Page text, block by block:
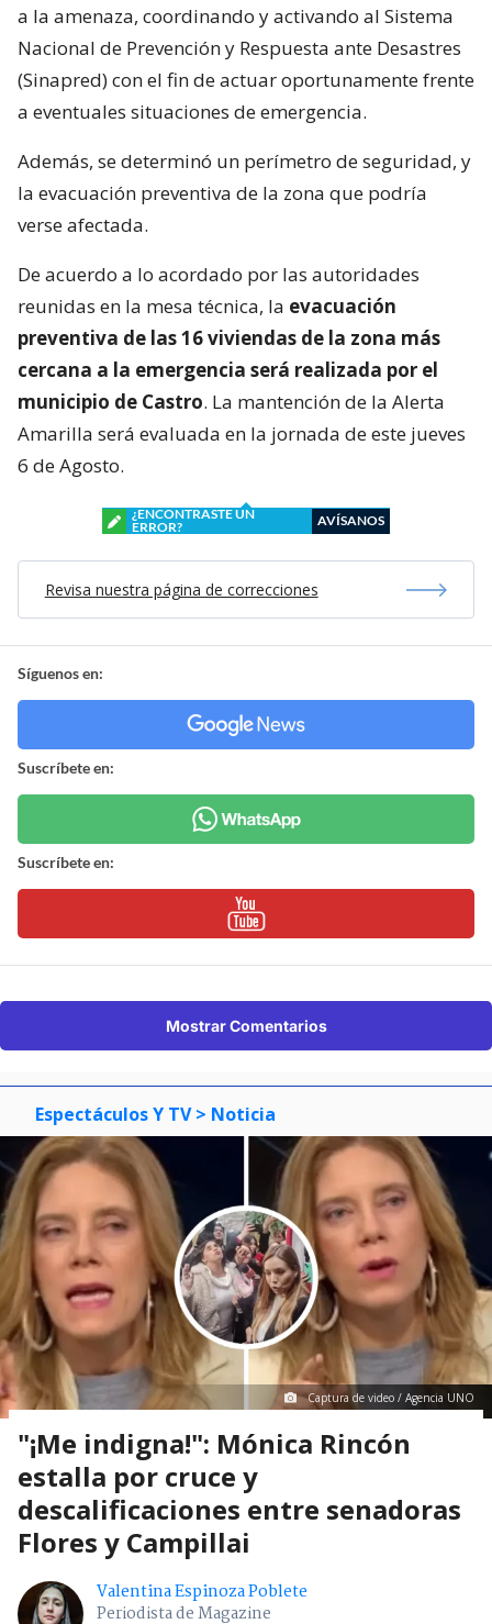
a la amenaza, coordinando y activando al Sistema
Nacional de Prevención y Respuesta ante Desastres
(Sinapred) con el fin de actuar oportunamente frente
a eventuales situaciones de emergencia.
Además, se determinó un perímetro de seguridad, y
la evacuación preventiva de la zona que podría
verse afectada.
De acuerdo a lo acordado por las autoridades
reunidas en la mesa técnica, la evacuación
preventiva de las 16 viviendas de la zona más
cercana a la emergencia será realizada por el
municipio de Castro. La mantención de la Alerta
Amarilla será evaluada en la jornada de este jueves
6 de Agosto.
¿ENCONTRASTE UN
ERROR?
AVÍSANOS
Revisa nuestra página de correcciones
Síguenos en:
Suscríbete en:
Suscríbete en:
Mostrar Comentarios
Espectáculos Y TV > Noticia
Captura de video / Agencia UNO
"¡Me indigna!": Mónica Rincón
estalla por cruce y
descalificaciones entre senadoras
Flores y Campillai
Valentina Espinoza Poblete
Periodista de Magazine